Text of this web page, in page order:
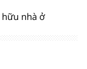
nhà ở